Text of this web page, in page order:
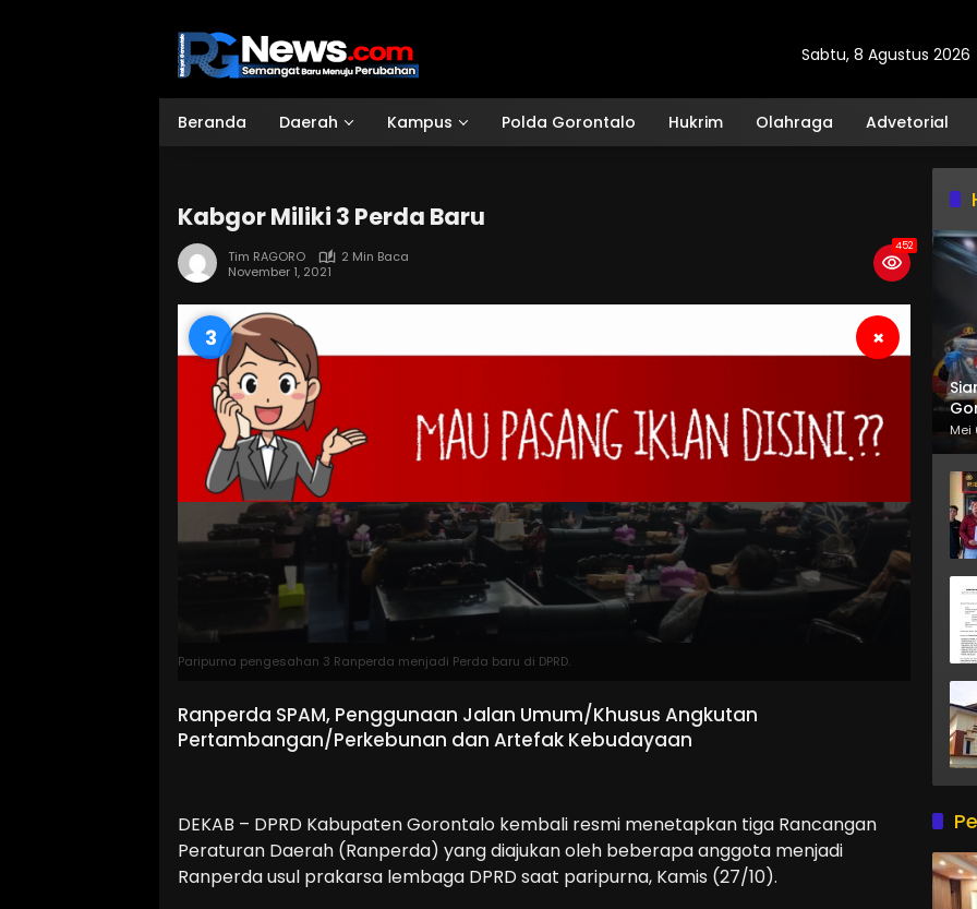
Sabtu, 8 Agustus 2026
Beranda Daerah Kampus Polda Gorontalo Hukrim Olahraga Advetorial
Kabgor Miliki 3 Perda Baru
Tim RAGORO
2 Min Baca
November 1, 2021
452
2 ×
Paripurna pengesahan 3 Ranperda menjadi Perda baru di DPRD.
Ranperda SPAM, Penggunaan Jalan Umum/Khusus Angkutan
Pertambangan/Perkebunan dan Artefak Kebudayaan
DEKAB – DPRD Kabupaten Gorontalo kembali resmi menetapkan tiga Rancangan
Peraturan Daerah (Ranperda) yang diajukan oleh beberapa anggota menjadi
Ranperda usul prakarsa lembaga DPRD saat paripurna, Kamis (27/10).
Mei